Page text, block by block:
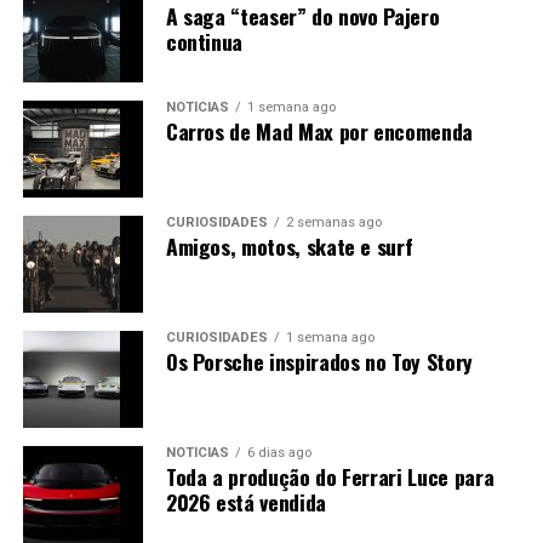
O novo VLE representa uma mudança profunda na
abordagem da Mercedes-Benz ao segmento das grandes
viaturas de passageiros, apostando numa combinação
entre luxo, versatilidade e tecnologia. A marca alemã
descreve o modelo como um “Grand Limousine” capaz
de se adaptar tanto a famílias como a serviços de
A saga “teaser” do novo Pajero
continua
NOTÍCIAS 1 semana ago
Carros de Mad Max por encomenda
CURIOSIDADES 2 semanas ago
Amigos, motos, skate e surf
CURIOSIDADES 1 semana ago
Os Porsche inspirados no Toy Story
NOTÍCIAS 6 dias ago
Toda a produção do Ferrari Luce para
2026 está vendida